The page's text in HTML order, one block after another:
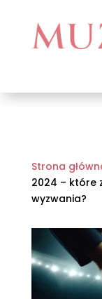
Strona
2024 – które
wyzwania?